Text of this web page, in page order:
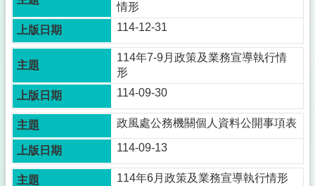
佈
欄
政
府
資
訊
公
開
採
情形
114-12-31
114年7-9月政策及業務宣導執行情
形
114-09-30
政風處公務機關個人資料公開事項表
114-09-13
114年6月政策及業務宣導執行情形